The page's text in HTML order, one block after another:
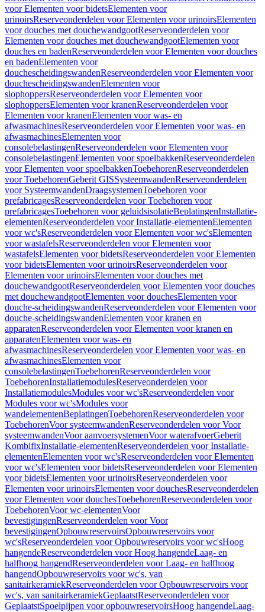
voor Elementen voor bidetsElementen voor
urinoirsReserveonderdelen voor Elementen voor urinoirsElementen
voor douches met douchewandgootReserveonderdelen voor
Elementen voor douches met douchewandgootElementen voor
douches en badenReserveonderdelen voor Elementen voor douches
en badenElementen voor
douchescheidingswandenReserveonderdelen voor Elementen voor
douchescheidingswandenElementen voor
slophoppersReserveonderdelen voor Elementen voor
slophoppersElementen voor kranenReserveonderdelen voor
Elementen voor kranenElementen voor was- en
afwasmachinesReserveonderdelen voor Elementen voor was- en
afwasmachinesElementen voor
consolebelastingenReserveonderdelen voor Elementen voor
consolebelastingenElementen voor spoelbakkenReserveonderdelen
voor Elementen voor spoelbakkenToebehorenReserveonderdelen
voor ToebehorenGeberit GISSysteemwandenReserveonderdelen
voor SysteemwandenDraagsystemenToebehoren voor
prefabricagesReserveonderdelen voor Toebehoren voor
prefabricagesToebehoren voor geluidsisolatieBeplatingenInstallatie-
elementenReserveonderdelen voor Installatie-elementenElementen
voor wc'sReserveonderdelen voor Elementen voor wc'sElementen
voor wastafelsReserveonderdelen voor Elementen voor
wastafelsElementen voor bidetsReserveonderdelen voor Elementen
voor bidetsElementen voor urinoirsReserveonderdelen voor
Elementen voor urinoirsElementen voor douches met
douchewandgootReserveonderdelen voor Elementen voor douches
met douchewandgootElementen voor douchesElementen voor
douche-scheidingswandenReserveonderdelen voor Elementen voor
douche-scheidingswandenElementen voor kranen en
apparatenReserveonderdelen voor Elementen voor kranen en
apparatenElementen voor was- en
afwasmachinesReserveonderdelen voor Elementen voor was- en
afwasmachinesElementen voor
consolebelastingenToebehorenReserveonderdelen voor
ToebehorenInstallatiemodulesReserveonderdelen voor
InstallatiemodulesModules voor wc'sReserveonderdelen voor
Modules voor wc'sModules voor
wandelementenBeplatingenToebehorenReserveonderdelen voor
ToebehorenVoor systeemwandenReserveonderdelen voor Voor
systeemwandenVoor aanvoersystemenVoor waterafvoerGeberit
KombifixInstallatie-elementenReserveonderdelen voor Installatie-
elementenElementen voor wc'sReserveonderdelen voor Elementen
voor wc'sElementen voor bidetsReserveonderdelen voor Elementen
voor bidetsElementen voor urinoirsReserveonderdelen voor
Elementen voor urinoirsElementen voor douchesReserveonderdelen
voor Elementen voor douchesToebehorenReserveonderdelen voor
ToebehorenVoor wc-elementenVoor
bevestigingenReserveonderdelen voor Voor
bevestigingenOpbouwreservoirsOpbouwreservoirs voor
wc'sReserveonderdelen voor Opbouwreservoirs voor wc'sHoog
hangendeReserveonderdelen voor Hoog hangendeLaag- en
halfhoog hangendReserveonderdelen voor Laag- en halfhoog
hangendOpbouwreservoirs voor wc's, van
sanitairkeramiekReserveonderdelen voor Opbouwreservoirs voor
wc's, van sanitairkeramiekGeplaatstReserveonderdelen voor
GeplaatstSpoelpijpen voor opbouwreservoirsHoog hangendeLaag-